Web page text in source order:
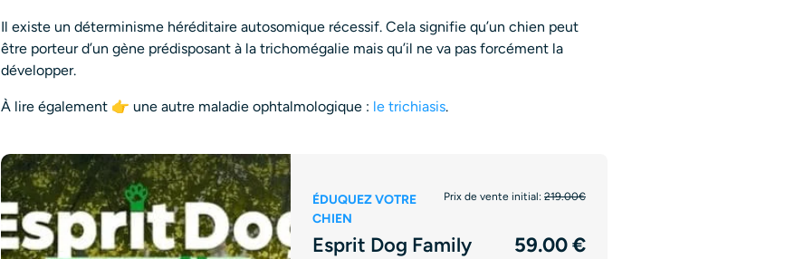
Il existe un déterminisme héréditaire autosomique récessif. Cela signifie qu’un chien peut
être porteur d’un gène prédisposant à la trichomégalie mais qu’il ne va pas forcément la
développer.
À lire également 👉 une autre maladie ophtalmologique : le trichiasis.
ÉDUQUEZ VOTRE
CHIEN
Prix de vente initial: 219.00€
Esprit Dog Family 59.00 €